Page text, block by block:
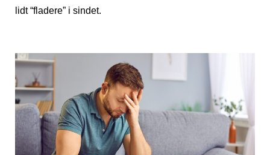
lidt “fladere” i sindet.